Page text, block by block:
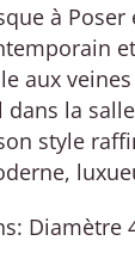
à
aux
dans la
style
Diamètre